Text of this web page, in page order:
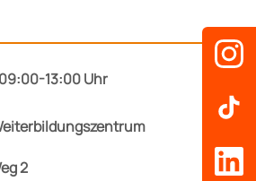
09:00-13:00 Uhr
2